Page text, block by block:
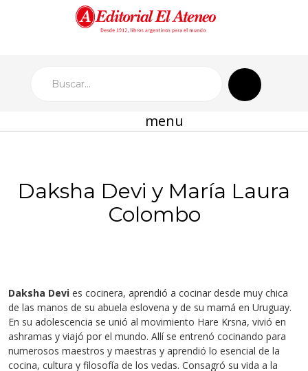
menu
Daksha Devi y María Laura
Colombo
Daksha Devi es cocinera, aprendió a cocinar desde muy chica
de las manos de su abuela eslovena y de su mamá en Uruguay.
En su adolescencia se unió al movimiento Hare Krsna, vivió en
ashramas y viajó por el mundo. Allí se entrenó cocinando para
numerosos maestros y maestras y aprendió lo esencial de la
cocina, cultura y filosofía de los vedas. Consagró su vida a la